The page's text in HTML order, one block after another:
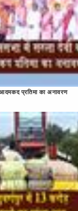
प्रतिमा का अनावरण